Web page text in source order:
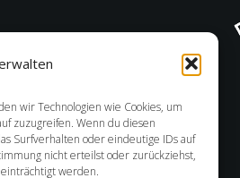
wir Technologien wie Cookies, um
zuzugreifen. Wenn du diesen
Surfverhalten oder eindeutige IDs auf
nicht erteilst oder zurückziehst,
werden.